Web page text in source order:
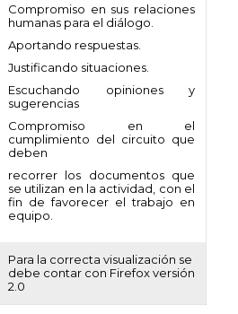
Compromiso en sus relaciones
humanas para el diálogo.
Aportando respuestas.
Justificando situaciones.
Escuchando opiniones y
sugerencias
Compromiso en el
cumplimiento del circuito que
deben
recorrer los documentos que
se utilizan en la actividad, con el
fin de favorecer el trabajo en
equipo.
Para la correcta visualización se
debe contar con Firefox versión
2.0